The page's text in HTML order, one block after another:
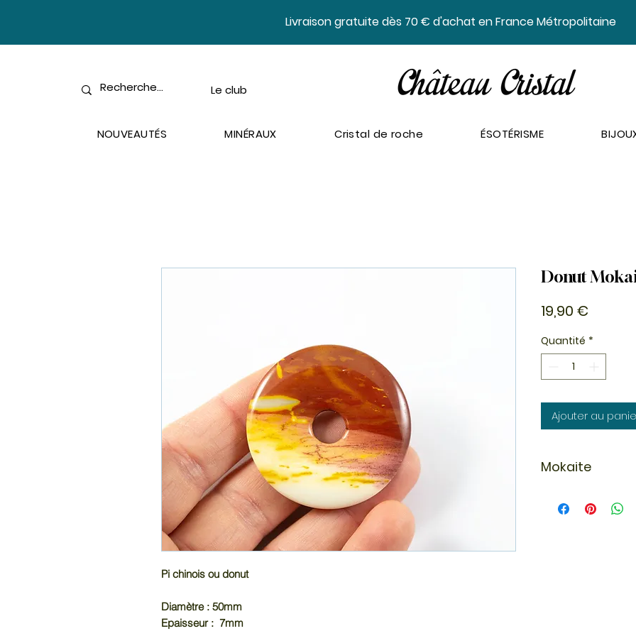
​Livraison gratuite dès 70 € d'achat en France Métropolitaine
Le club
NOUVEAUTÉS MINÉRAUX Cristal de roche ÉSOTÉRISME
Pi chinois ou donut
Diamètre : 50mm
Epaisseur : 7mm
Donut
19,90 €
Quantité *
Ajouter au
Mokaite
émotionnels et